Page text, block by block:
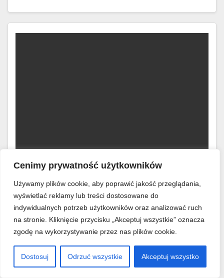
Cenimy prywatność użytkowników
Używamy plików cookie, aby poprawić jakość przeglądania,
wyświetlać reklamy lub treści dostosowane do
indywidualnych potrzeb użytkowników oraz analizować ruch
na stronie. Kliknięcie przycisku „Akceptuj wszystkie” oznacza
zgodę na wykorzystywanie przez nas plików cookie.
Dostosuj Odrzuć wszystkie Akceptuj wszystko
WYKOŃCZENIE WNĘTRZ
Tynk strukturalny typu trawertyn:
Pełna aplikacja krok po kroku na
ścianie w salonie.
26 CZERWCA, 2026